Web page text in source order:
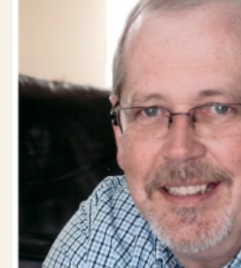
Témoignages
Emplois